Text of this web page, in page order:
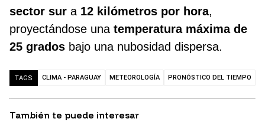
sector sur a 12 kilómetros por hora,
proyectándose una temperatura máxima de
25 grados bajo una nubosidad dispersa.
TAGS CLIMA - PARAGUAY METEOROLOGÍA PRONÓSTICO DEL TIEMPO
También te puede interesar